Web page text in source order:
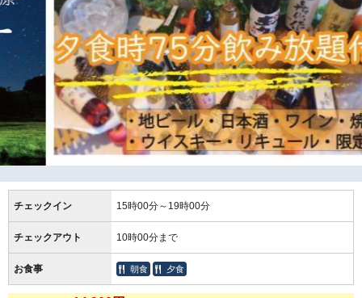
チェックイン 15時00分～19時00分
チェックアウト 10時00分まで
お食事 朝食 夕食